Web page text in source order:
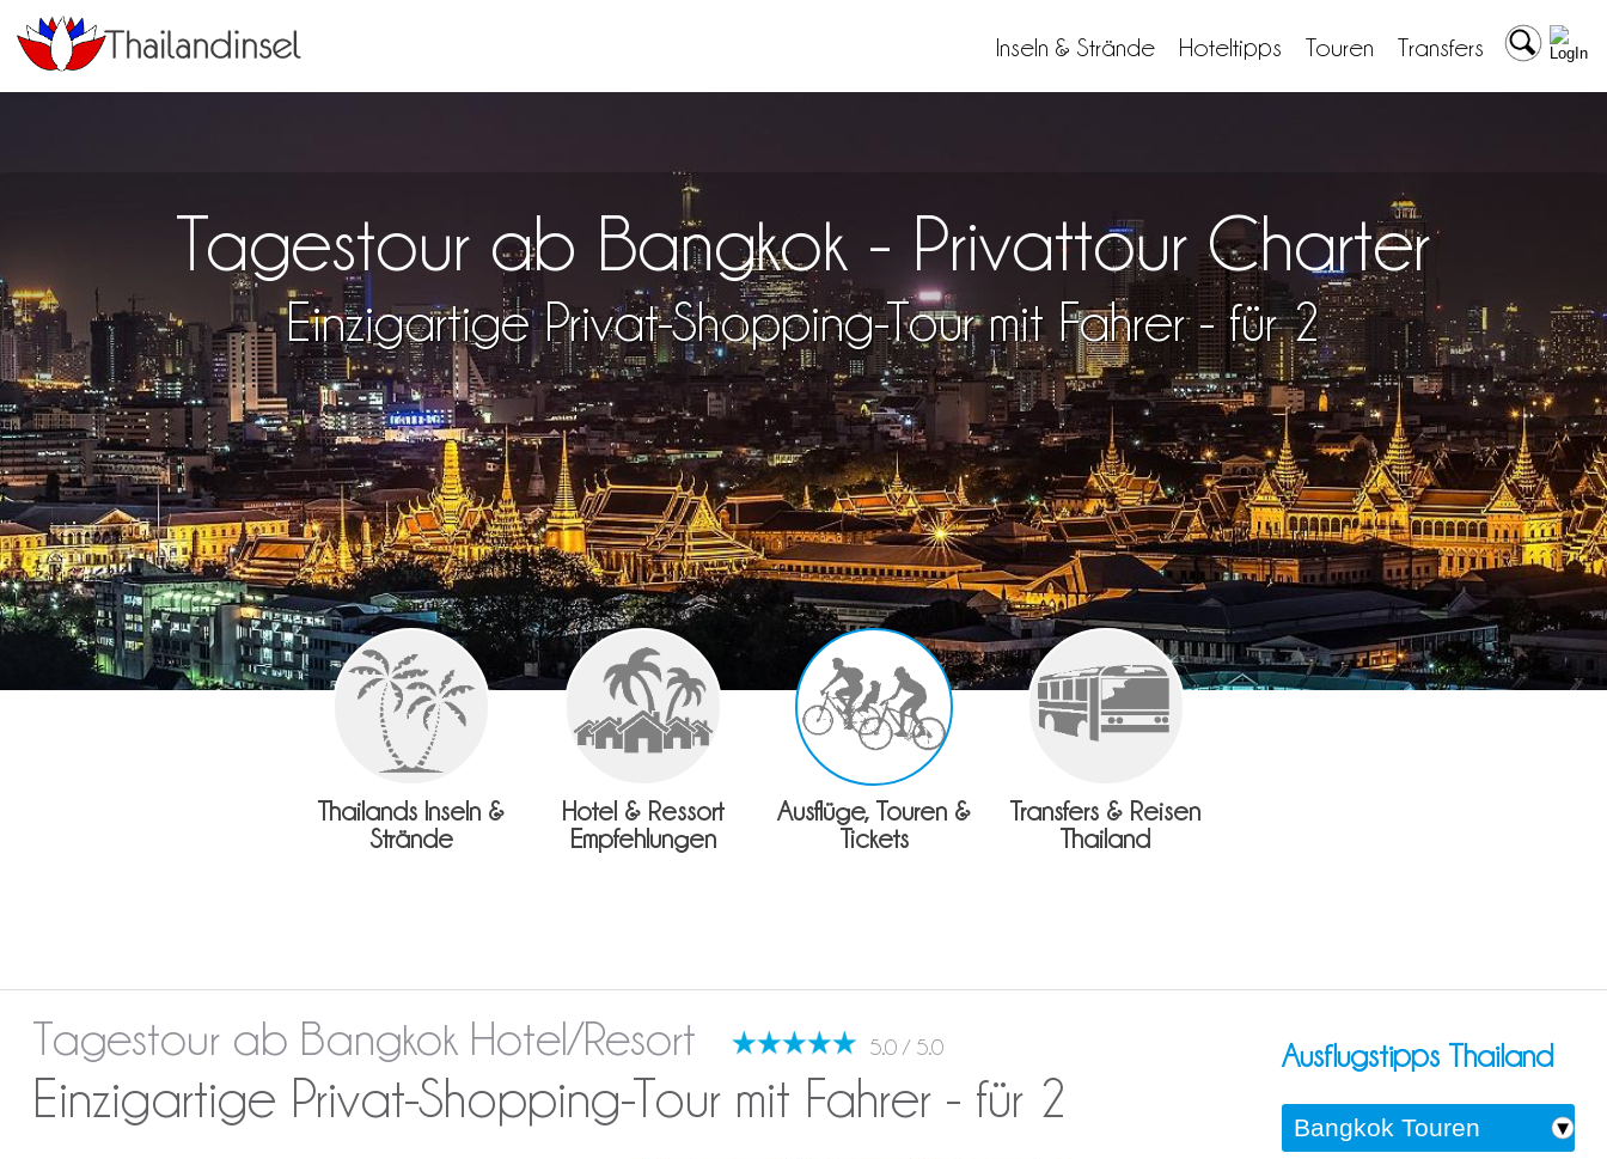
Transfers
Touren
Hoteltipps
Inseln & Strände
Tagestour ab Bangkok - Privattour Charter
Einzigartige Privat-Shopping-Tour mit Fahrer - für 2
Thailands Inseln &
Strände
Hotel & Ressort
Empfehlungen
Ausflüge, Touren &
Tickets
Transfers & Reisen
Thailand
Tagestour ab Bangkok Hotel/Resort 5.0 / 5.0
Einzigartige Privat-Shopping-Tour mit Fahrer - für 2
Ausflugstipps Thailand